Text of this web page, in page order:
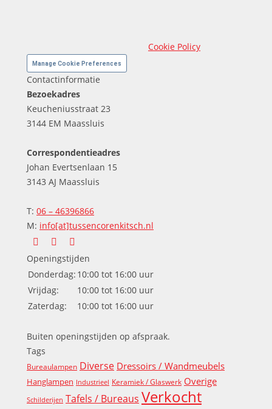
Cookie Policy
Manage Cookie Preferences
Contactinformatie
Bezoekadres
Keucheniusstraat 23
3144 EM Maassluis
Correspondentieadres
Johan Evertsenlaan 15
3143 AJ Maassluis
T: 06 – 46396866
M: info[at]tussencorenkitsch.nl
Vind ons op:
Facebook
page
opens
in
new
X
page
opens
in
new
Instagram
page
opens
in
new
Openingstijden
Donderdag: 10:00 tot 16:00 uur
Vrijdag:
10:00 tot 16:00 uur
Zaterdag:
10:00 tot 16:00 uur
Buiten openingstijden op afspraak.
Tags
Bureaulampen Diverse Dressoirs / Wandmeubels
Hanglampen Industrieel Keramiek / Glaswerk Overige
Schilderijen Tafels / Bureaus Verkocht